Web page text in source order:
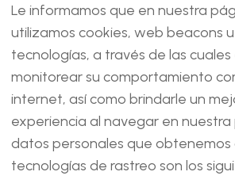
Le informamos que en nuestra
utilizamos cookies, web beacons
tecnologías, a través de las cuales
monitorear su comportamiento
internet, así como brindarle un
experiencia al navegar en nuestra
datos personales que obtenemos
tecnologías de rastreo son los